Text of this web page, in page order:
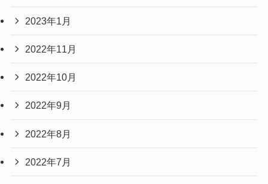
2023年1月
2022年11月
2022年10月
2022年9月
2022年8月
2022年7月